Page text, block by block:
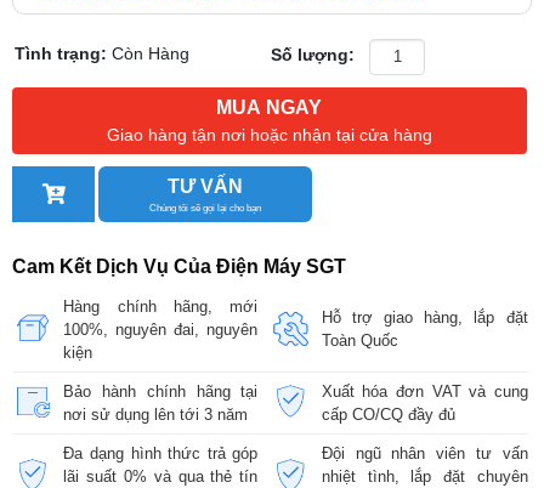
Tình trạng:Còn Hàng Số lượng:
MUA NGAY
Giao hàng tận nơi hoặc nhận tại cửa hàng
TƯ VẤN
Chúng tôi sẽ gọi lại cho bạn
Cam Kết Dịch Vụ Của Điện Máy SGT
Hàng chính hãng, mới
100%, nguyên đai, nguyên
kiện
Hỗ trợ giao hàng, lắp đặt
Toàn Quốc
Bảo hành chính hãng tại
nơi sử dụng lên tới 3 năm
Xuất hóa đơn VAT và cung
cấp CO/CQ đầy đủ
Đa dạng hình thức trả góp
lãi suất 0% và qua thẻ tín
Đội ngũ nhân viên tư vấn
nhiệt tình, lắp đặt chuyên